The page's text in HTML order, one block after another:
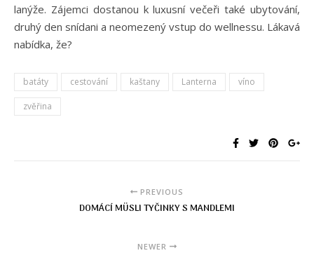
lanýže. Zájemci dostanou k luxusní večeři také ubytování,
druhý den snídani a neomezený vstup do wellnessu. Lákavá
nabídka, že?
batáty cestování kaštany Lanterna víno
zvěřina
PREVIOUS
DOMÁCÍ MÜSLI TYČINKY S MANDLEMI
NEWER